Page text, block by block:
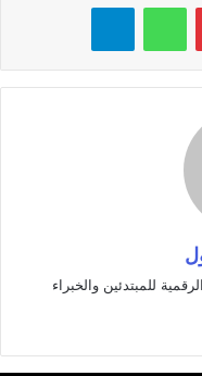
بينتيريستواتساب تيلقرام
للمبتدئين والخبراء